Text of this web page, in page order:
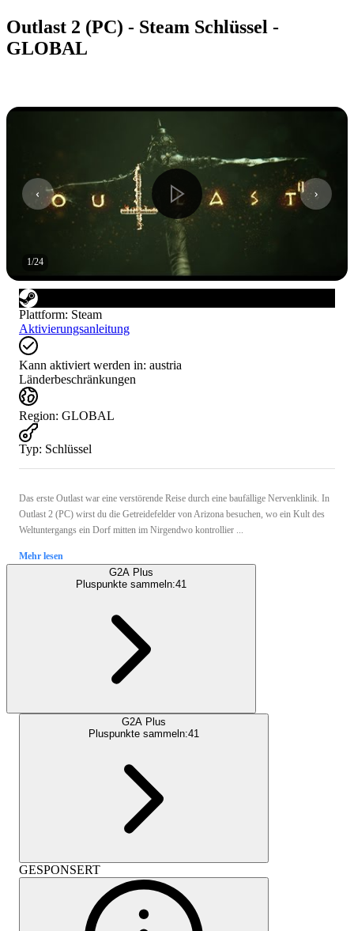
Outlast 2 (PC) - Steam Schlüssel -
GLOBAL
1/24
Plattform: Steam
Aktivierungsanleitung
Kann aktiviert werden in: austria
Länderbeschränkungen
Region: GLOBAL
Typ: Schlüssel
Das erste Outlast war eine verstörende Reise durch eine baufällige Nervenklinik. In
Outlast 2 (PC) wirst du die Getreidefelder von Arizona besuchen, wo ein Kult des
Weltuntergangs ein Dorf mitten im Nirgendwo kontrollier ...
Mehr lesen
G2A Plus
Pluspunkte sammeln:41
G2A Plus
Pluspunkte sammeln:41
GESPONSERT